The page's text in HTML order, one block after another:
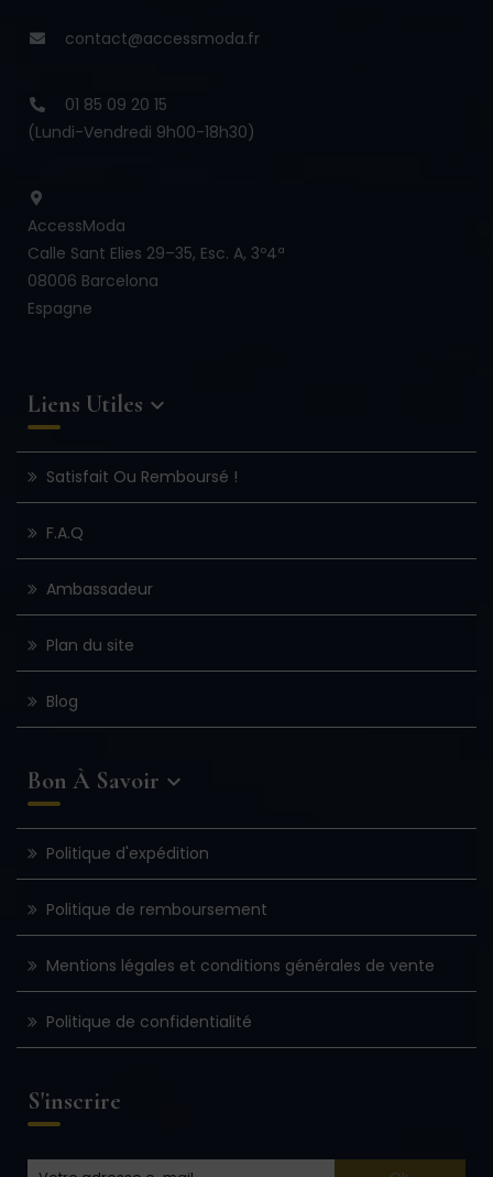
contact@accessmoda.fr
01 85 09 20 15
(Lundi-Vendredi 9h00-18h30)
AccessModa
Calle Sant Elies 29–35, Esc. A, 3º4ª
08006 Barcelona
Espagne
Liens Utiles 
Satisfait Ou Remboursé !
F.A.Q
Ambassadeur
Plan du site
Blog
Bon À Savoir 
Politique d'expédition
Politique de remboursement
Mentions légales et conditions générales de vente
Politique de confidentialité
S'inscrire